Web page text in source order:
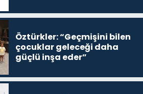
Öztürkler: “Geçmişini bilen
çocuklar geleceği daha
güçlü inşa eder”